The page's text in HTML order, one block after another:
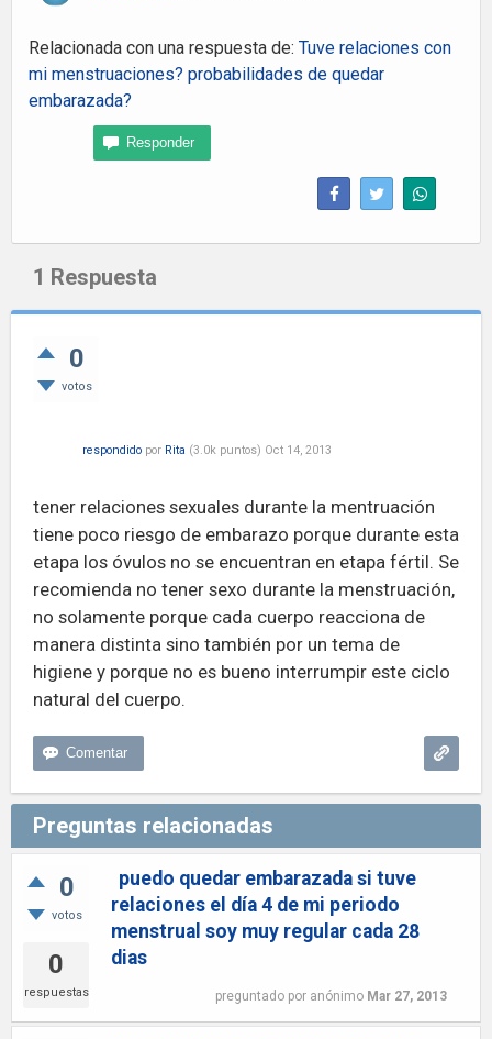
Relacionada con una respuesta de: Tuve relaciones con
mi menstruaciones? probabilidades de quedar
embarazada?
1 Respuesta
0
votos
respondido por Rita (3.0k puntos) Oct 14, 2013
tener relaciones sexuales durante la mentruación
tiene poco riesgo de embarazo porque durante esta
etapa los óvulos no se encuentran en etapa fértil. Se
recomienda no tener sexo durante la menstruación,
no solamente porque cada cuerpo reacciona de
manera distinta sino también por un tema de
higiene y porque no es bueno interrumpir este ciclo
natural del cuerpo.
Preguntas relacionadas
0
votos
0
respuestas
puedo quedar embarazada si tuve
relaciones el día 4 de mi periodo
menstrual soy muy regular cada 28
dias
preguntado por anónimo Mar 27, 2013